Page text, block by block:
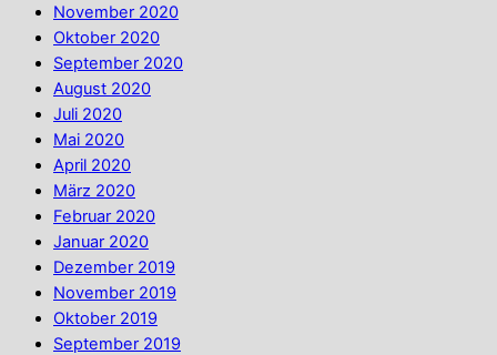
November 2020
Oktober 2020
September 2020
August 2020
Juli 2020
Mai 2020
April 2020
März 2020
Februar 2020
Januar 2020
Dezember 2019
November 2019
Oktober 2019
September 2019